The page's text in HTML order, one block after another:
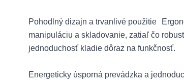
Pohodlný dizajn a trvanlivé použitie
manipuláciu a skladovanie, zatiaľ čo
jednoduchosť kladie dôraz na funkčnosť.
Energeticky úsporná prevádzka a